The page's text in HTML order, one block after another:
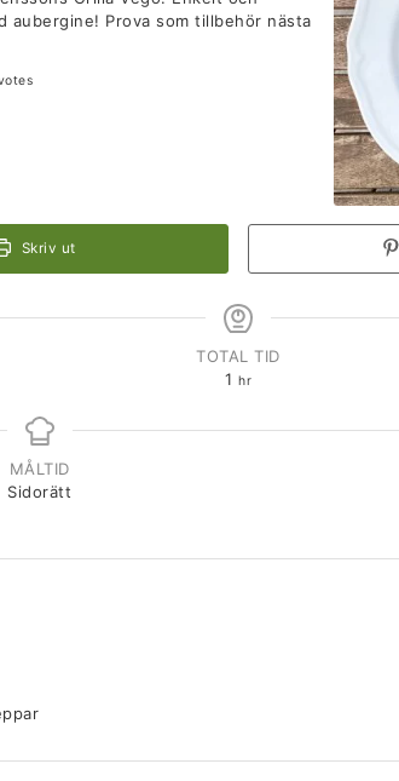
aubergine! Prova som tillbehör nästa
Skriv ut
TOTAL TID
1 hr
MÅLTID
Sidorätt